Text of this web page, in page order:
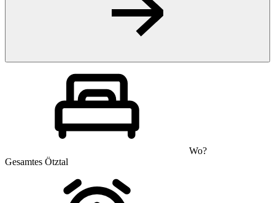
Wo?
Gesamtes Ötztal